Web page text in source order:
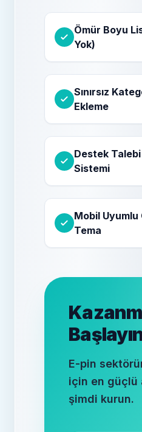
Ömür Boyu
Yok)
Sınırsız
Ekleme
Destek
Sistemi
Mobil
Tema
E-pin
için en güçlü
şimdi kurun.